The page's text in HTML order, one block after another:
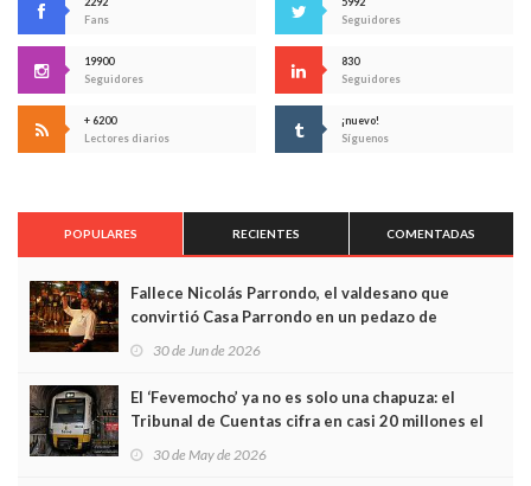
Fans
Seguidores
19900
Seguidores
830
Seguidores
+ 6200
Lectores diarios
¡nuevo!
Síguenos
POPULARES RECIENTES COMENTADAS
Fallece Nicolás Parrondo, el valdesano que
convirtió Casa Parrondo en un pedazo de
30 de Jun de 2026
El ‘Fevemocho’ ya no es solo una chapuza: el
Tribunal de Cuentas cifra en casi 20 millones el
30 de May de 2026